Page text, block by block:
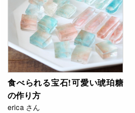
食べられる宝石!可愛い琥珀糖
の作り方
erica さん